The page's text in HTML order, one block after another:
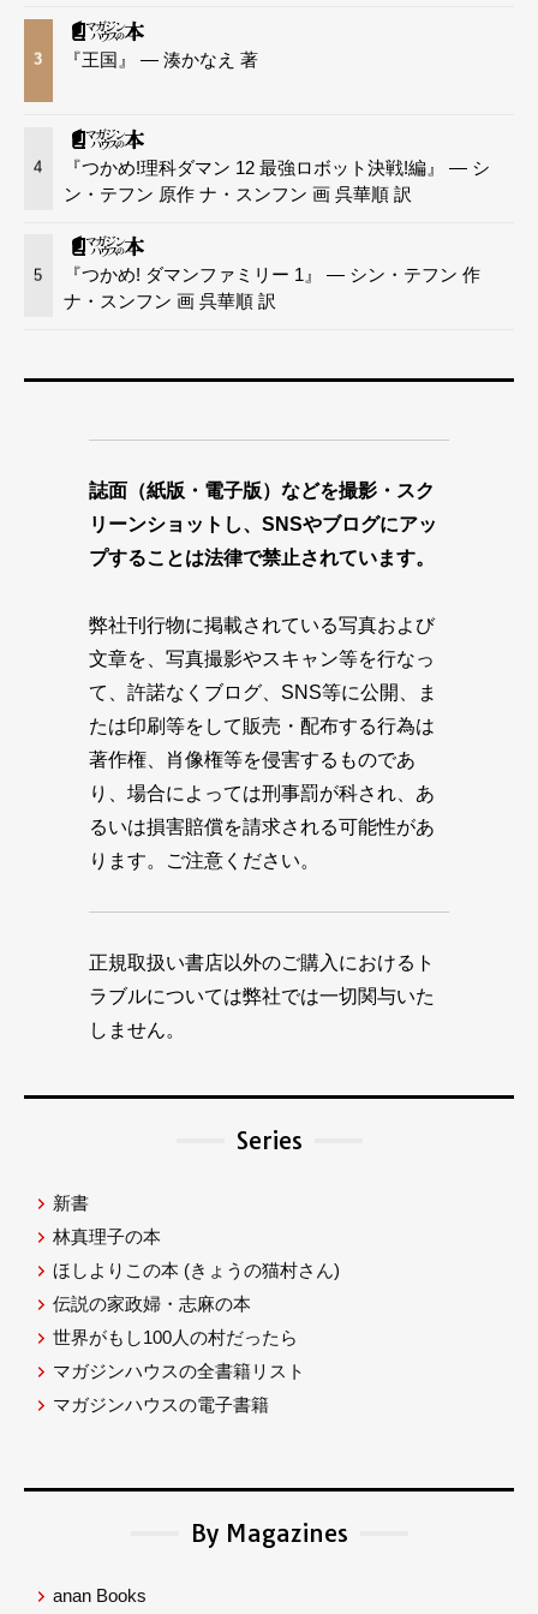
3 『王国』 — 湊かなえ 著
4
『つかめ!理科ダマン 12 最強ロボット決戦!編』 — シ
ン・テフン 原作 ナ・スンフン 画 呉華順 訳
5
『つかめ! ダマンファミリー 1』 — シン・テフン 作
ナ・スンフン 画 呉華順 訳
誌面（紙版・電子版）などを撮影・スク
リーンショットし、SNSやブログにアッ
プすることは法律で禁止されています。
弊社刊行物に掲載されている写真および
文章を、写真撮影やスキャン等を行なっ
て、許諾なくブログ、SNS等に公開、ま
たは印刷等をして販売・配布する行為は
著作権、肖像権等を侵害するものであ
り、場合によっては刑事罰が科され、あ
るいは損害賠償を請求される可能性があ
ります。ご注意ください。
正規取扱い書店以外のご購入におけるト
ラブルについては弊社では一切関与いた
しません。
Series
新書
林真理子の本
ほしよりこの本 (きょうの猫村さん)
伝説の家政婦・志麻の本
世界がもし100人の村だったら
マガジンハウスの全書籍リスト
マガジンハウスの電子書籍
By Magazines
anan Books